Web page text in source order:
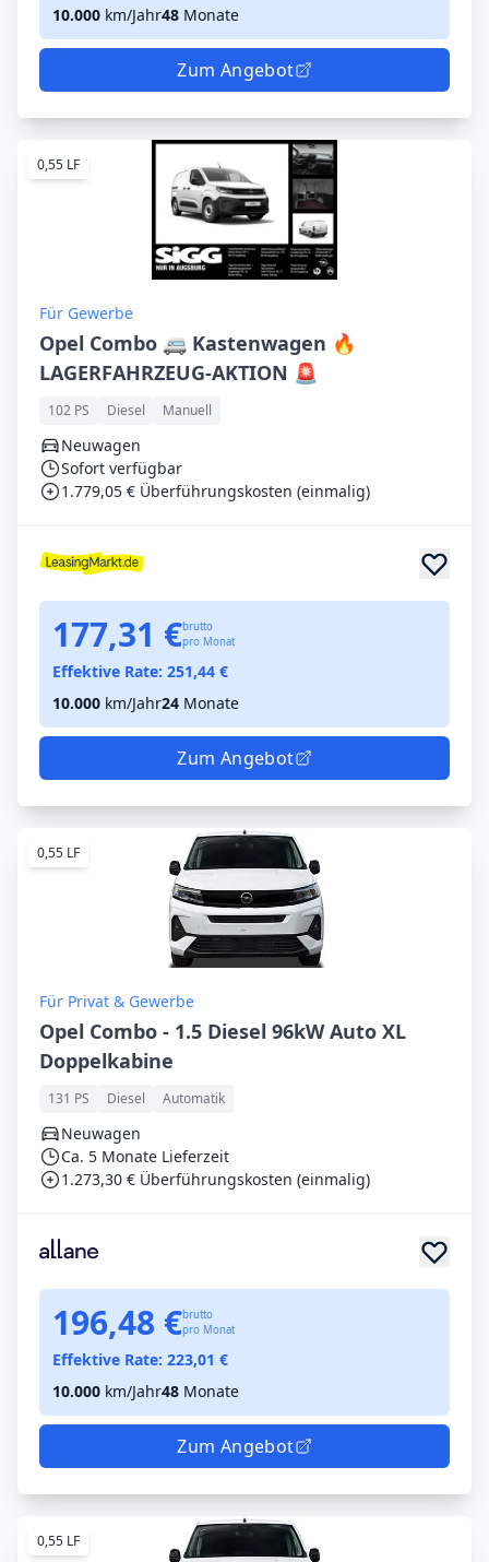
10.000 km/Jahr48 Monate
Zum Angebot
0,55 LF
Für Gewerbe
Opel Combo 🚐 Kastenwagen 🔥
LAGERFAHRZEUG-AKTION 🚨
102 PS Diesel Manuell
Neuwagen
Sofort verfügbar
1.779,05 € Überführungskosten (einmalig)
177,31 €brutto
pro Monat
Effektive Rate: 251,44 €
10.000 km/Jahr24 Monate
Zum Angebot
0,55 LF
Für Privat & Gewerbe
Opel Combo - 1.5 Diesel 96kW Auto XL
Doppelkabine
131 PS Diesel Automatik
Neuwagen
Ca. 5 Monate Lieferzeit
1.273,30 € Überführungskosten (einmalig)
196,48 €brutto
pro Monat
Effektive Rate: 223,01 €
10.000 km/Jahr48 Monate
Zum Angebot
0,55 LF